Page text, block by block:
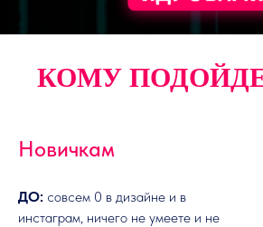
КОМУ
Новичкам
ДО: совсем 0 в дизайне и в
инстаграм, ничего не умеете и не